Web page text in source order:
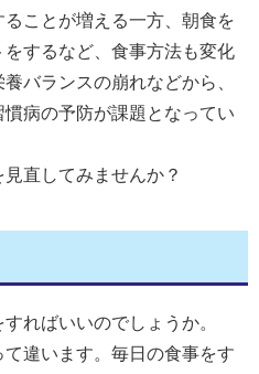
ことが増える一方、朝食を
するなど、食事方法も変化
バランスの崩れなどから、
病の予防が課題となってい
直してみませんか？
ればいいのでしょうか。
違います。毎日の食事をす